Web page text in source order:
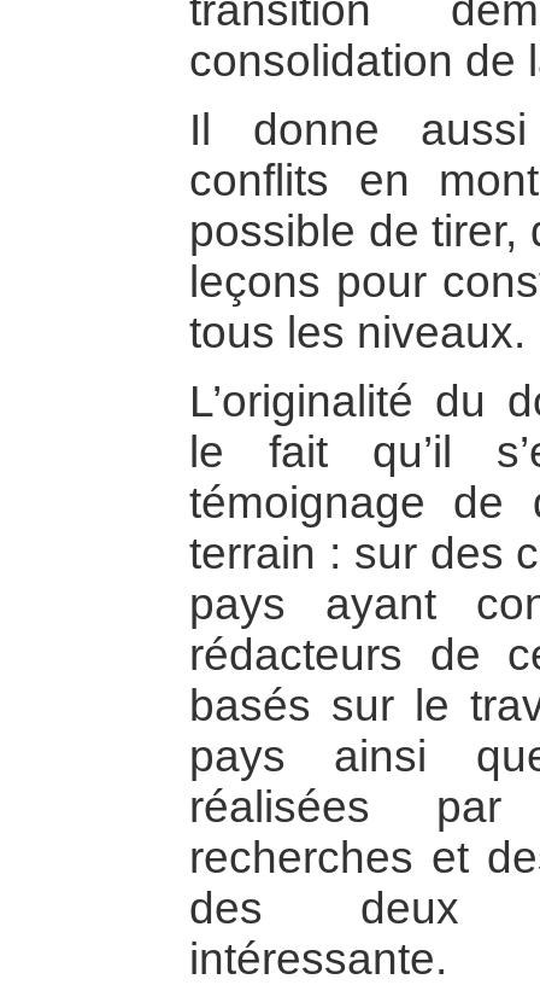
transition
consolidation de
Il donne
conflits en
possible de tirer,
leçons pour
tous les niveaux.
L’originalité du
le fait qu’il
témoignage de
terrain : sur des
pays ayant
rédacteurs de
basés sur le
pays ainsi
réalisées
recherches et
des deux
intéressante.